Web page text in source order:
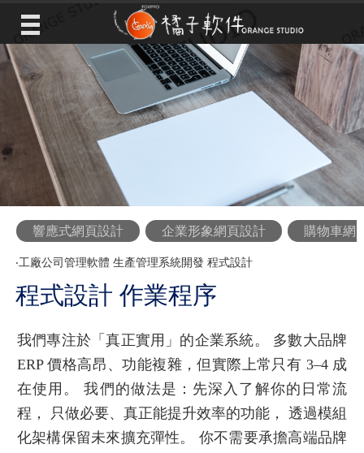
響應式網頁設計 企業形象網頁設計 購物車網
‧工廠公司管理軟體 生產管理系統開發 程式設計
程式設計 作業程序
我們專注於「真正實用」的企業系統。 多數大品牌
ERP 價格高昂、功能複雜，但實際上常只有 3–4 成
在使用。 我們的做法是：先深入了解你的日常流
程， 只做必要、真正能提升效率的功能， 透過模組
化架構保留未來擴充彈性。 你不需要承擔高端品牌